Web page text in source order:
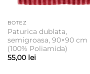
BOTEZ
Paturica dublata,
semigroasa, 90×90 cm
(100% Poliamida)
55,00 lei